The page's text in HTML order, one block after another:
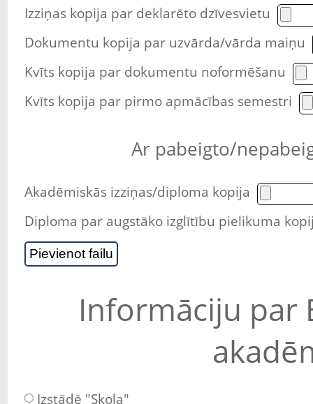
Izziņas kopija par deklarēto dzīvesvietu
Dokumentu kopija par uzvārda/vārda maiņu
Kvīts kopija par dokumentu noformēšanu
Kvīts kopija par pirmo apmācības semestri
Ar pabeigto/
Akadēmiskās izziņas/diploma kopija
Diploma par augstāko izglītību pielikuma
Informāciju par
Izstādē "Skola"